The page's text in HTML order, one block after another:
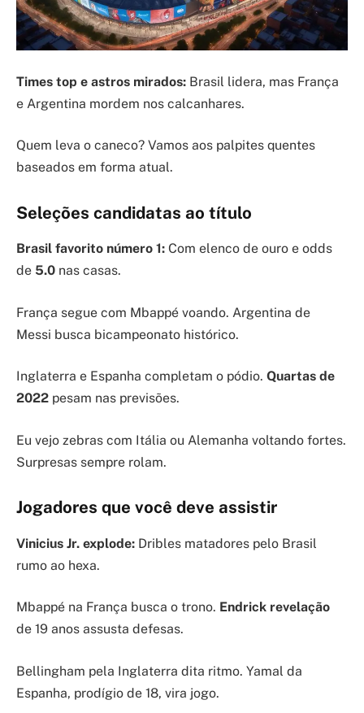
Times top e astros mirados: Brasil lidera, mas França
e Argentina mordem nos calcanhares.
Quem leva o caneco? Vamos aos palpites quentes
baseados em forma atual.
Seleções candidatas ao título
Brasil favorito número 1: Com elenco de ouro e odds
de 5.0 nas casas.
França segue com Mbappé voando. Argentina de
Messi busca bicampeonato histórico.
Inglaterra e Espanha completam o pódio. Quartas de
2022 pesam nas previsões.
Eu vejo zebras com Itália ou Alemanha voltando fortes.
Surpresas sempre rolam.
Jogadores que você deve assistir
Vinicius Jr. explode: Dribles matadores pelo Brasil
rumo ao hexa.
Mbappé na França busca o trono. Endrick revelação
de 19 anos assusta defesas.
Bellingham pela Inglaterra dita ritmo. Yamal da
Espanha, prodígio de 18, vira jogo.